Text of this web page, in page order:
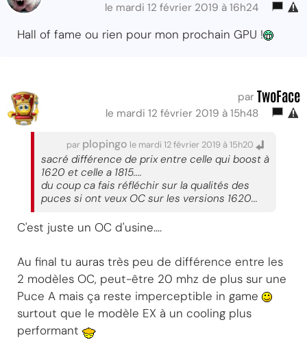
le mardi 12 février 2019 à 16h24
Hall of fame ou rien pour mon prochain GPU !
par TwoFace
le mardi 12 février 2019 à 15h48
par plopingo le mardi 12 février 2019 à 15h20
sacré différence de prix entre celle qui boost à
1620 et celle a 1815....
du coup ca fais réfléchir sur la qualités des
puces si ont veux OC sur les versions 1620...
C'est juste un OC d'usine....
Au final tu auras très peu de différence entre les
2 modèles OC, peut-être 20 mhz de plus sur une
Puce A mais ça reste imperceptible in game
surtout que le modèle EX à un cooling plus
performant